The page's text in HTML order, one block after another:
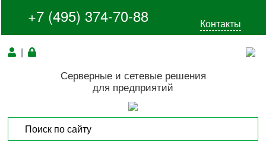
+7 (495) 374-70-88 Контакты
|
Серверные и сетевые решения
для предприятий